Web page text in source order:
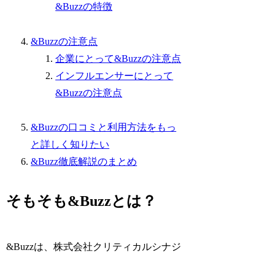
&Buzzの特徴
&Buzzの注意点
企業にとって&Buzzの注意点
インフルエンサーにとって
&Buzzの注意点
&Buzzの口コミと利用方法をもっ
と詳しく知りたい
&Buzz徹底解説のまとめ
そもそも&Buzzとは？
&Buzzは、株式会社クリティカルシナジ